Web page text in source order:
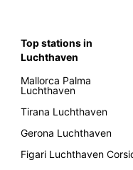
Top stations in
Luchthaven
Mallorca Palma
Luchthaven
Tirana Luchthaven
Gerona Luchthaven
Figari Luchthaven